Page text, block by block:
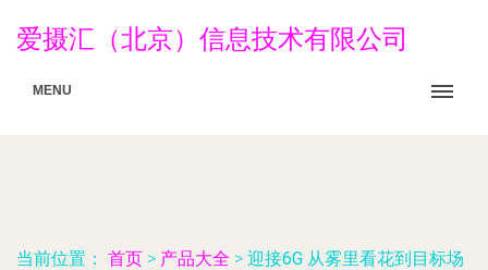
爱摄汇（北京）信息技术有限公司
MENU
当前位置： 首页 > 产品大全 > 迎接6G 从雾里看花到目标场